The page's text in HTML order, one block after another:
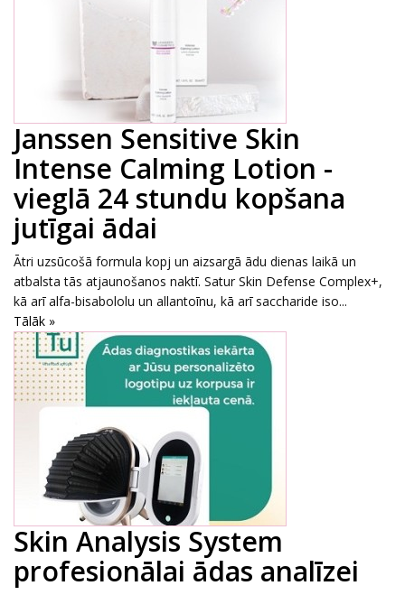
Janssen Sensitive Skin
Intense Calming Lotion -
vieglā 24 stundu kopšana
jutīgai ādai
Ātri uzsūcošā formula kopj un aizsargā ādu dienas laikā un
atbalsta tās atjaunošanos naktī. Satur Skin Defense Complex+,
kā arī alfa-bisabololu un allantoīnu, kā arī saccharide iso...
Tālāk »
Skin Analysis System
profesionālai ādas analīzei